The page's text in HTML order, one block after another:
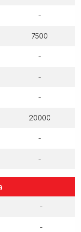
-
7500
-
-
-
20000
-
-
-
-